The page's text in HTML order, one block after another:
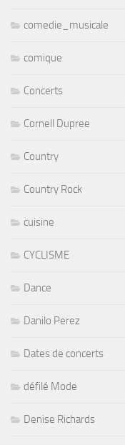
comedie_musicale
comique
Concerts
Cornell Dupree
Country
Country Rock
cuisine
CYCLISME
Dance
Danilo Perez
Dates de concerts
défilé Mode
Denise Richards